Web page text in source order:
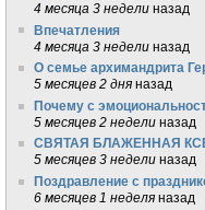
4 месяца 3 недели назад
Впечатления
4 месяца 3 недели назад
О семье архимандрита
5 месяцев 2 дня назад
Почему с
5 месяцев 2 недели назад
СВЯТАЯ БЛАЖЕННАЯ
5 месяцев 3 недели назад
Поздравление с
6 месяцев 1 неделя назад